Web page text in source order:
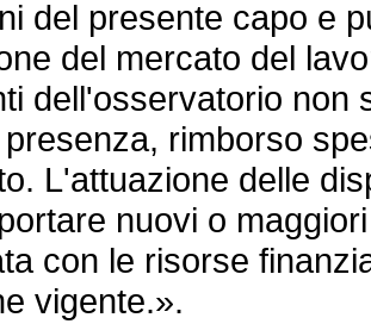
del presente capo e
del mercato del
dell'osservatorio non
rimborso
L'attuazione delle
nuovi o
con le risorse
vigente.».